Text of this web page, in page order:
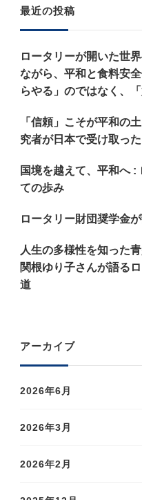
送
り
探
で
す
?
最近の投稿
ロータリーが開いた世
ながら、平和と食料安
らやる」のではなく、
「信頼」こそが平和
究者が日本で受け取っ
国境を越えて、平和へ :
ての歩み
ロータリー財団奨学金
人生の多様性を知った
関根ゆり子さんが語る
道
アーカイブ
2026年6月
2026年3月
2026年2月